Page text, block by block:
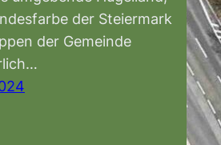
der Steiermark
der Gemeinde